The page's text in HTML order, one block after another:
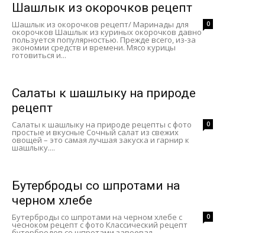
Шашлык из окорочков рецепт
0
Шашлык из окорочков рецепт/ Маринады для
окорочков Шашлык из куриных окорочков давно
пользуется популярностью. Прежде всего, из-за
экономии средств и времени. Мясо курицы
готовиться и...
Салаты к шашлыку на природе
рецепт
0
Салаты к шашлыку на природе рецепты с фото
простые и вкусные Сочный салат из свежих
овощей – это самая лучшая закуска и гарнир к
шашлыку....
Бутерброды со шпротами на
черном хлебе
0
Бутерброды со шпротами на черном хлебе с
чесноком рецепт с фото Классический рецепт